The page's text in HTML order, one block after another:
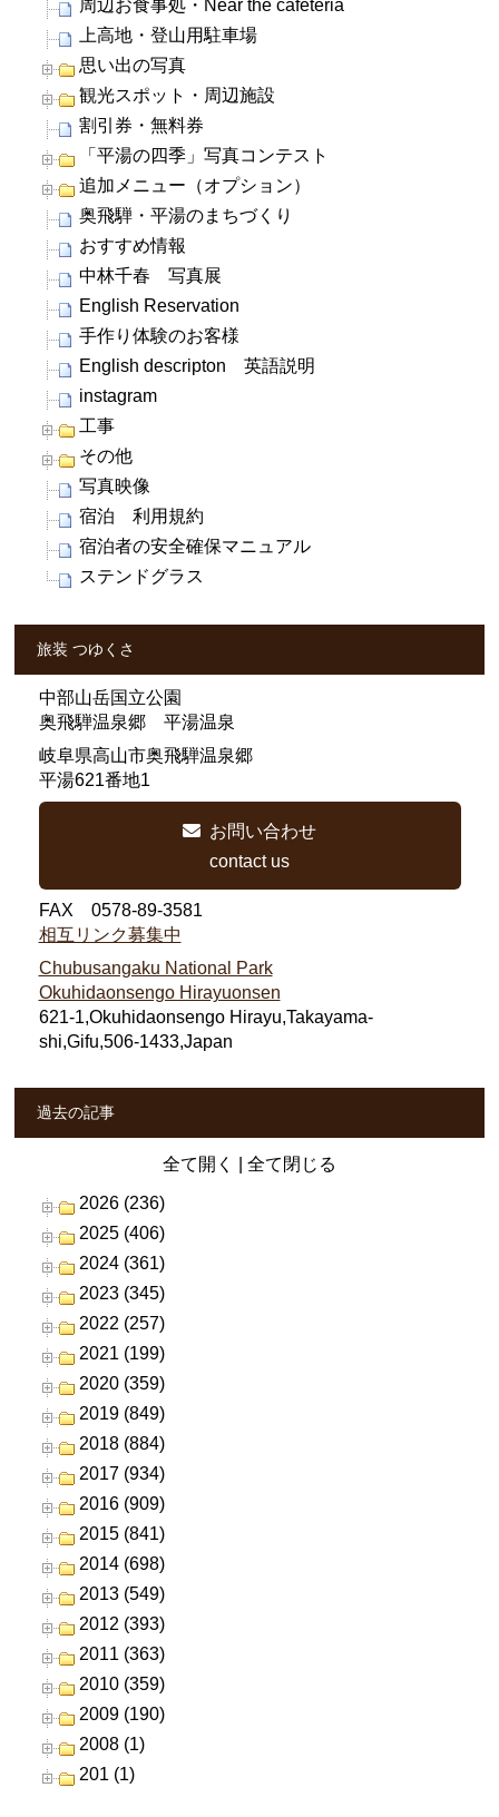
周辺お食事処・Near the cafeteria
上高地・登山用駐車場
思い出の写真
観光スポット・周辺施設
割引券・無料券
「平湯の四季」写真コンテスト
追加メニュー（オプション）
奥飛騨・平湯のまちづくり
おすすめ情報
中林千春 写真展
English Reservation
手作り体験のお客様
English descripton 英語説明
instagram
工事
その他
写真映像
宿泊 利用規約
宿泊者の安全確保マニュアル
ステンドグラス
旅装 つゆくさ
中部山岳国立公園
奥飛騨温泉郷 平湯温泉
岐阜県高山市奥飛騨温泉郷
平湯621番地1
お問い合わせ
contact us
FAX 0578-89-3581
相互リンク募集中
Chubusangaku National Park
Okuhidaonsengo Hirayuonsen
621-1,Okuhidaonsengo Hirayu,Takayama-
shi,Gifu,506-1433,Japan
過去の記事
全て開く 全て閉じる
2026 (236)
2025 (406)
2024 (361)
2023 (345)
2022 (257)
2021 (199)
2020 (359)
2019 (849)
2018 (884)
2017 (934)
2016 (909)
2015 (841)
2014 (698)
2013 (549)
2012 (393)
2011 (363)
2010 (359)
2009 (190)
2008 (1)
201 (1)